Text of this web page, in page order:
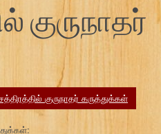
குருநாதர்
குருநாதர் கருத்துக்கள்